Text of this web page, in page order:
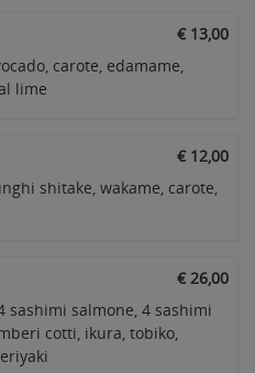
€ 13,00
carote, edamame,
lime
€ 12,00
shitake, wakame, carote,
€ 26,00
sashimi salmone, 4 sashimi
cotti, ikura, tobiko,